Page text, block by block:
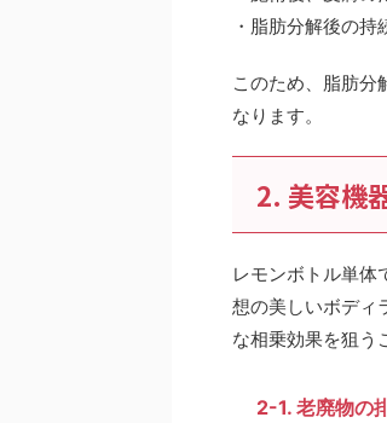
・脂肪分解後の
このため、脂肪分
なります。
2. 美容機
レモンボトル単体
想の美しいボディ
な相乗効果を狙う
2-1. 老廃物の